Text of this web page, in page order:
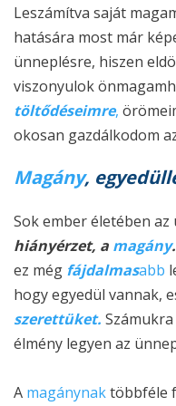
Leszámítva saját
hatására most már
ünneplésre, hiszen
viszonyulok
töltődéseimre,
okosan gazdálkodom
Magány,
Sok ember életében
hiányérzet, a magány.
ez még fájdalmasabb
hogy egyedül vannak,
szerettüket.
élmény legyen az
A magánynaktöbbféle